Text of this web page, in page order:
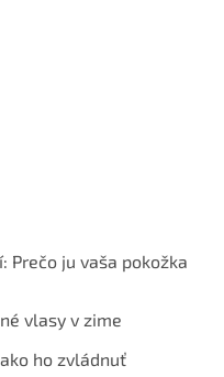
Prečo ju vaša pokožka
vlasy v zime
ho zvládnuť